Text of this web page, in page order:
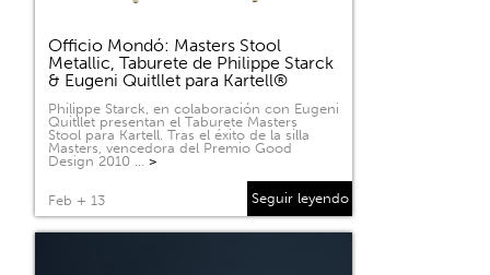
Officio Mondó: Masters Stool
Metallic, Taburete de Philippe Starck
& Eugeni Quitllet para Kartell®
Philippe Starck, en colaboración con Eugeni
Quitllet presentan el Taburete Masters
Stool para Kartell. Tras el éxito de la silla
Masters, vencedora del Premio Good
Design 2010 … >
Feb + 13 Seguir leyendo